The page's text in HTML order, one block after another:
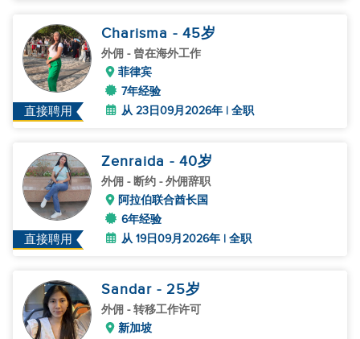
直接聘用
Charisma - 45岁
外佣 - 曾在海外工作
菲律宾
7年经验
从 23日09月2026年 | 全职
直接聘用
Zenraida - 40岁
外佣 - 断约 - 外佣辞职
阿拉伯联合酋长国
6年经验
从 19日09月2026年 | 全职
Sandar - 25岁
外佣 - 转移工作许可
新加坡